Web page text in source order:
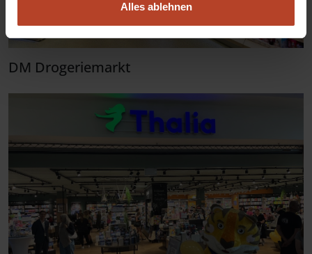
Alles ablehnen
DM Drogeriemarkt